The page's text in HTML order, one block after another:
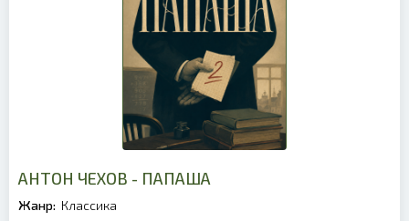
АНТОН ЧЕХОВ - ПАПАША
Жанр: Классика